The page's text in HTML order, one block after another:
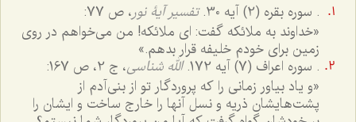
. سوره بقره (2) آیه 30. تفسیر آیۀ نور، ص 77:
«خداوند به ملائكه گفت: اى ملائكه! من مى‌خواهم در روى
زمین براى خودم خلیفه قرار بدهم.»
. سوره اعراف (7) آیه 172.
الله شناسی، ج 2، ص 167:
«و یاد بیاور زمانى را كه پروردگار تو از بنى‌آدم از
پشت‌هایشان ذریه و نسل آنها را خارج ساخت و ایشان را